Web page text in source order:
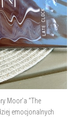
Moor’a “The
emocjonalnych